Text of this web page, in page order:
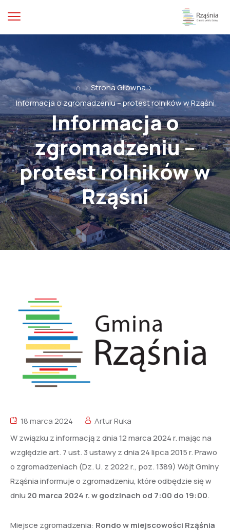
⌂
Strona Główna
Informacja o zgromadzeniu – protest rolników w Rząśni
Informacja o
zgromadzeniu –
protest rolników w
Rząśni
18 marca 2024
Artur Ruka
W związku z informacją z dnia 12 marca 2024 r. mając na
względzie art. 7 ust. 3 ustawy z dnia 24 lipca 2015 r. Prawo
o zgromadzeniach (Dz. U. z 2022 r., poz. 1389) Wójt Gminy
Rząśnia informuje o zgromadzeniu, które odbędzie się w
dniu 20 marca 2024 r. w godzinach od 7:00 do 19:00.
Miejsce zgromadzenia: Rondo w miejscowości Rząśnia